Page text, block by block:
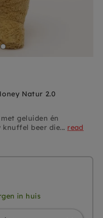
Natur 2.0
geluiden én
beer die... read
in huis